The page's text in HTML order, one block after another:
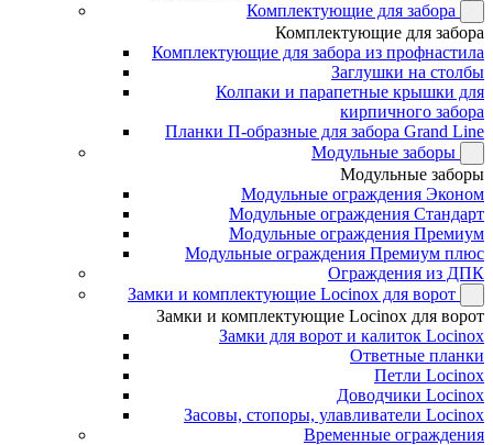
Комплектующие для забора
Комплектующие для забора
Комплектующие для забора из профнастила
Заглушки на столбы
Колпаки и парапетные крышки для
кирпичного забора
Планки П-образные для забора Grand Line
Модульные заборы
Модульные заборы
Модульные ограждения Эконом
Модульные ограждения Стандарт
Модульные ограждения Премиум
Модульные ограждения Премиум плюс
Ограждения из ДПК
Замки и комплектующие Locinox для ворот
Замки и комплектующие Locinox для ворот
Замки для ворот и калиток Locinox
Ответные планки
Петли Locinox
Доводчики Locinox
Засовы, стопоры, улавливатели Locinox
Временные ограждения